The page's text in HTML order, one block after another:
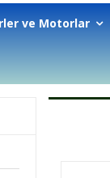
ve Motorlar